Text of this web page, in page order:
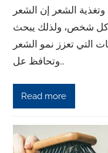
الشعر إن الشعر
كل شخص، ولذلك يبحث
التي تعزز نمو الشعر
وتحافظ عل…
Read more